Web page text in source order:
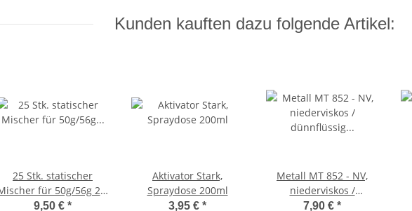
Kunden kauften dazu folgende Artikel:
25 Stk. statischer
für 50g/56g 2k-
Kartuschen, Verhältnis
9,50 € *
Aktivator Stark,
Spraydose 200ml
3,95 € *
Metall MT 852 - NV,
niederviskos /
dünnflüssig 50g
7,90 € *